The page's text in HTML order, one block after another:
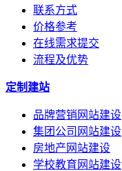
联系方式
价格参考
在线需求提交
流程及优势
定制建站
品牌营销网站建设
集团公司网站建设
房地产网站建设
学校教育网站建设